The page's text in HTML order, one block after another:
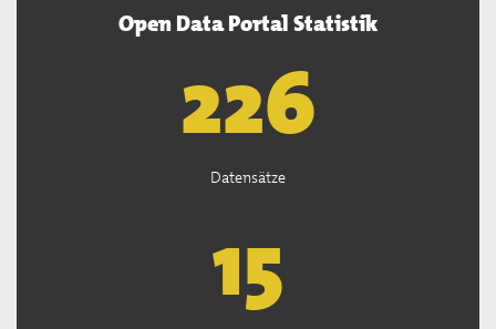
Open Data Portal Statistik
226
Datensätze
15